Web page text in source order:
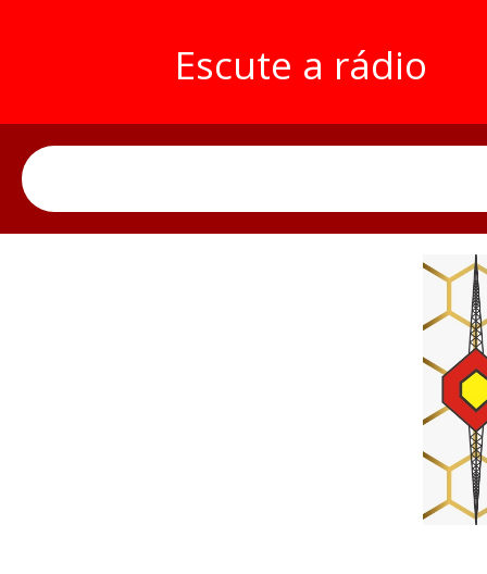
Escute a rádio